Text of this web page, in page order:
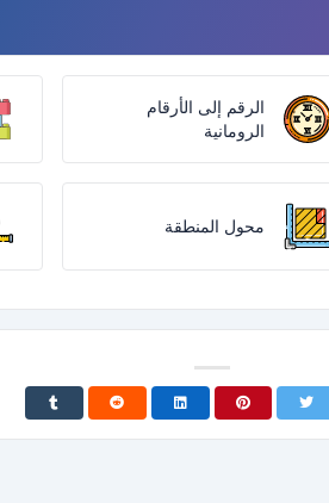
الرقم إلى الأرقام
الرومانية
محول المنطقة